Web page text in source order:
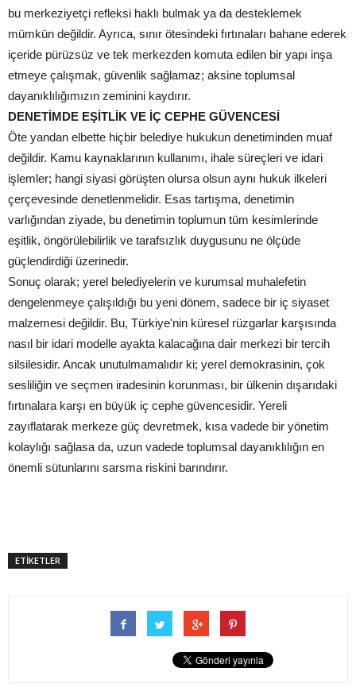
bu merkeziyetçi refleksi haklı bulmak ya da desteklemek
mümkün değildir. Ayrıca, sınır ötesindeki fırtınaları bahane ederek
içeride pürüzsüz ve tek merkezden komuta edilen bir yapı inşa
etmeye çalışmak, güvenlik sağlamaz; aksine toplumsal
dayanıklılığımızın zeminini kaydırır.
DENETİMDE EŞİTLİK VE İÇ CEPHE GÜVENCESİ
Öte yandan elbette hiçbir belediye hukukun denetiminden muaf
değildir. Kamu kaynaklarının kullanımı, ihale süreçleri ve idari
işlemler; hangi siyasi görüşten olursa olsun aynı hukuk ilkeleri
çerçevesinde denetlenmelidir. Esas tartışma, denetimin
varlığından ziyade, bu denetimin toplumun tüm kesimlerinde
eşitlik, öngörülebilirlik ve tarafsızlık duygusunu ne ölçüde
güçlendirdiği üzerinedir.
Sonuç olarak; yerel belediyelerin ve kurumsal muhalefetin
dengelenmeye çalışıldığı bu yeni dönem, sadece bir iç siyaset
malzemesi değildir. Bu, Türkiye'nin küresel rüzgarlar karşısında
nasıl bir idari modelle ayakta kalacağına dair merkezi bir tercih
silsilesidir. Ancak unutulmamalıdır ki; yerel demokrasinin, çok
sesliliğin ve seçmen iradesinin korunması, bir ülkenin dışarıdaki
fırtınalara karşı en büyük iç cephe güvencesidir. Yereli
zayıflatarak merkeze güç devretmek, kısa vadede bir yönetim
kolaylığı sağlasa da, uzun vadede toplumsal dayanıklılığın en
önemli sütunlarını sarsma riskini barındırır.
ETİKETLER